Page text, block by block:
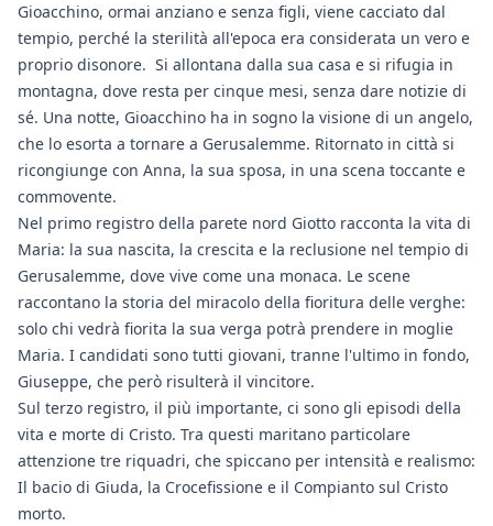
Gioacchino, ormai anziano e senza figli, viene cacciato dal
tempio, perché la sterilità all'epoca era considerata un vero e
proprio disonore. Si allontana dalla sua casa e si rifugia in
montagna, dove resta per cinque mesi, senza dare notizie di
sé. Una notte, Gioacchino ha in sogno la visione di un angelo,
che lo esorta a tornare a Gerusalemme. Ritornato in città si
ricongiunge con Anna, la sua sposa, in una scena toccante e
commovente.
Nel primo registro della parete nord Giotto racconta la vita di
Maria: la sua nascita, la crescita e la reclusione nel tempio di
Gerusalemme, dove vive come una monaca. Le scene
raccontano la storia del miracolo della fioritura delle verghe:
solo chi vedrà fiorita la sua verga potrà prendere in moglie
Maria. I candidati sono tutti giovani, tranne l'ultimo in fondo,
Giuseppe, che però risulterà il vincitore.
Sul terzo registro, il più importante, ci sono gli episodi della
vita e morte di Cristo. Tra questi maritano particolare
attenzione tre riquadri, che spiccano per intensità e realismo:
Il bacio di Giuda, la Crocefissione e il Compianto sul Cristo
morto.